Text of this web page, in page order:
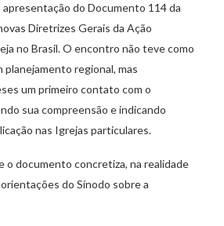
do Documento 114 da
Diretrizes Gerais da Ação
no Brasil. O encontro não teve como
planejamento regional, mas
um primeiro contato com o
sua compreensão e indicando
nas Igrejas particulares.
o documento concretiza, na realidade
do Sínodo sobre a